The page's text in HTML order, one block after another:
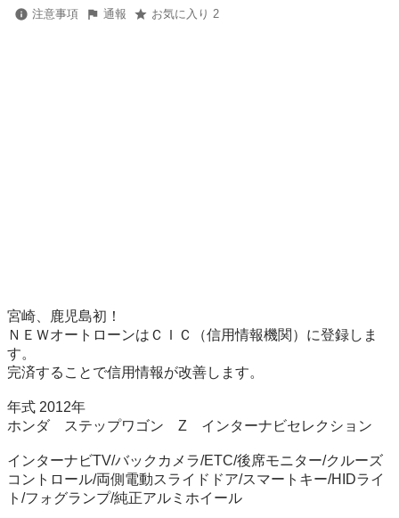
注意事項 通報 お気に入り 2
宮崎、鹿児島初！
ＮＥＷオートローンはＣＩＣ（信用情報機関）に登録しま
す。
完済することで信用情報が改善します。
年式 2012年
ホンダ　ステップワゴン　Z　インターナビセレクション
インターナビTV/バックカメラ/ETC/後席モニター/クルーズ
コントロール/両側電動スライドドア/スマートキー/HIDライ
ト/フォグランプ/純正アルミホイール